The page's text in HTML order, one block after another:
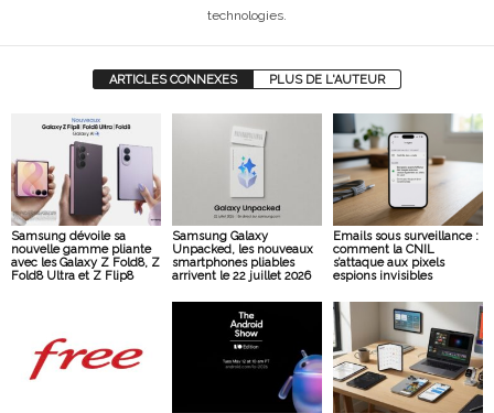
technologies.
ARTICLES CONNEXES PLUS DE L'AUTEUR
Samsung dévoile sa
nouvelle gamme pliante
avec les Galaxy Z Fold8, Z
Fold8 Ultra et Z Flip8
Samsung Galaxy
Unpacked, les nouveaux
smartphones pliables
arrivent le 22 juillet 2026
Emails sous surveillance :
comment la CNIL
s’attaque aux pixels
espions invisibles